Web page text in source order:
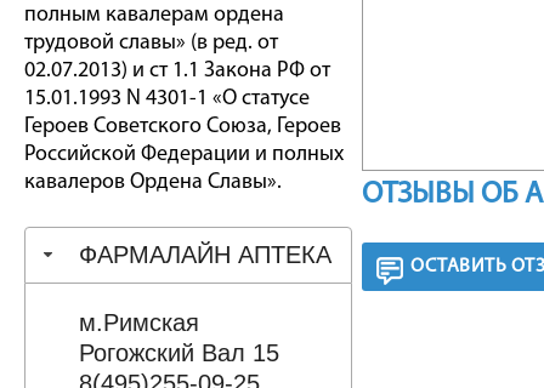
полным кавалерам ордена
трудовой славы» (в ред. от
02.07.2013) и ст 1.1 Закона РФ от
15.01.1993 N 4301-1 «О статусе
Героев Советского Союза, Героев
Российской Федерации и полных
кавалеров Ордена Славы».
ФАРМАЛАЙН АПТЕКА
м.Римская
Рогожский Вал 15
8(495)255-09-25
ОТЗЫВЫ ОБ
ОСТАВИТЬ